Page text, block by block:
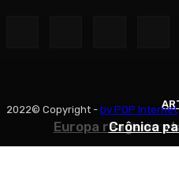
A
Europa reage ao
Crônica
2022© Copyright - by POP Internet